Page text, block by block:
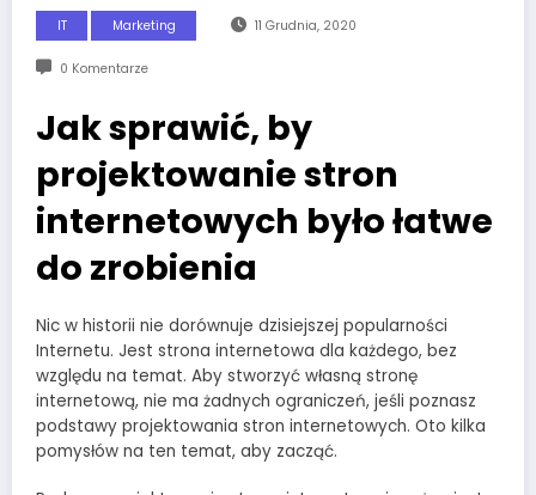
IT Marketing 11 Grudnia, 2020
0 Komentarze
Jak sprawić, by
projektowanie stron
internetowych było łatwe
do zrobienia
Nic w historii nie dorównuje dzisiejszej popularności
Internetu. Jest strona internetowa dla każdego, bez
względu na temat. Aby stworzyć własną stronę
internetową, nie ma żadnych ograniczeń, jeśli poznasz
podstawy projektowania stron internetowych. Oto kilka
pomysłów na ten temat, aby zacząć.